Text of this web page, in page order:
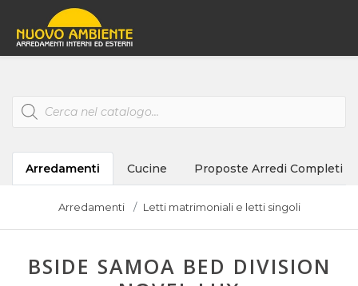
Products
search
Arredamenti Cucine Proposte Arredi Completi
Arredamenti Letti matrimoniali e letti singoli
BSIDE SAMOA BED DIVISION